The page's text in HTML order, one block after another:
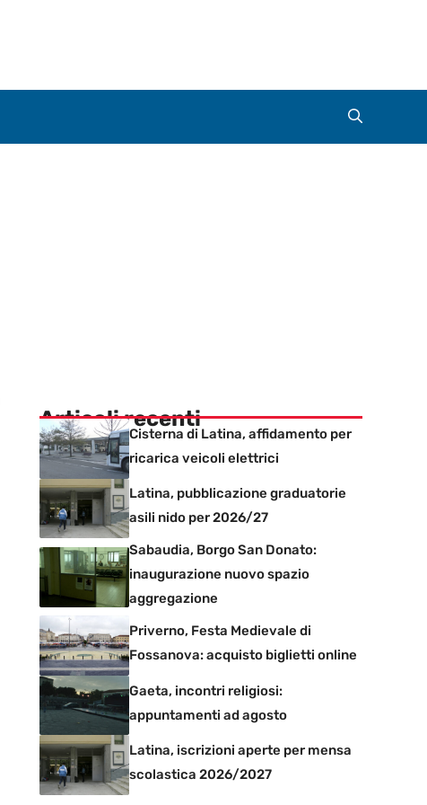
Articoli recenti
Cisterna di Latina, affidamento per
ricarica veicoli elettrici
Latina, pubblicazione graduatorie
asili nido per 2026/27
Sabaudia, Borgo San Donato:
inaugurazione nuovo spazio
aggregazione
Priverno, Festa Medievale di
Fossanova: acquisto biglietti online
Gaeta, incontri religiosi:
appuntamenti ad agosto
Latina, iscrizioni aperte per mensa
scolastica 2026/2027